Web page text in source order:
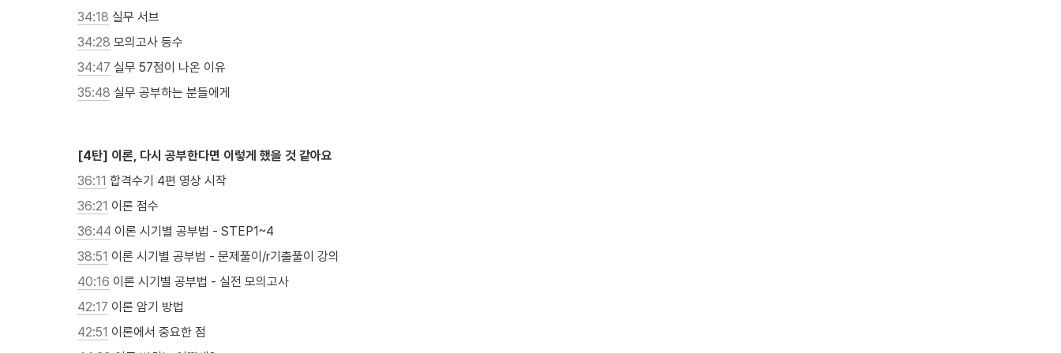
34:18 실무 서브
34:28 모의고사 등수
34:47 실무 57점이 나온 이유
35:48 실무 공부하는 분들에게
[4탄] 이론, 다시 공부한다면 이렇게 했을 것 같아요
36:11 합격수기 4편 영상 시작
36:21 이론 점수
36:44 이론 시기별 공부법 - STEP1~4
38:51 이론 시기별 공부법 - 문제풀이/r기출풀이 강의
40:16 이론 시기별 공부법 - 실전 모의고사
42:17 이론 암기 방법
42:51 이론에서 중요한 점